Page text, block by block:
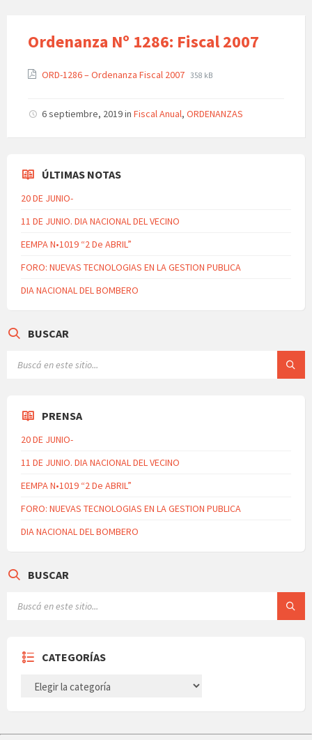
Ordenanza Nº 1286: Fiscal 2007
ORD-1286 – Ordenanza Fiscal 2007 358 kB
6 septiembre, 2019in Fiscal Anual, ORDENANZAS
ÚLTIMAS NOTAS
20 DE JUNIO-
11 DE JUNIO. DIA NACIONAL DEL VECINO
EEMPA N•1019 “2 De ABRIL”
FORO: NUEVAS TECNOLOGIAS EN LA GESTION PUBLICA
DIA NACIONAL DEL BOMBERO
BUSCAR
PRENSA
20 DE JUNIO-
11 DE JUNIO. DIA NACIONAL DEL VECINO
EEMPA N•1019 “2 De ABRIL”
FORO: NUEVAS TECNOLOGIAS EN LA GESTION PUBLICA
DIA NACIONAL DEL BOMBERO
BUSCAR
CATEGORÍAS